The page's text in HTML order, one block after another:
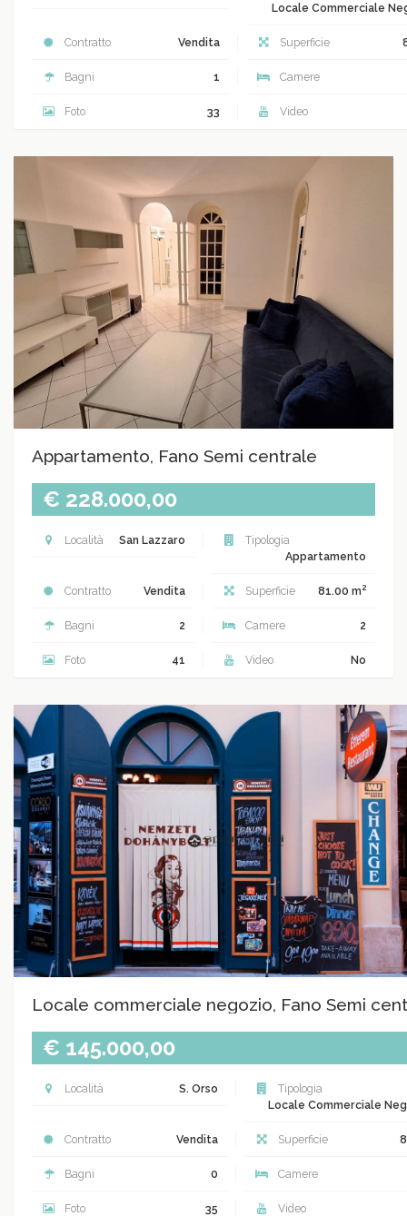
Locale Commerciale
Contratto Vendita Superficie
Bagni 1 Camere
Foto 33 Video
Appartamento, Fano Semi centrale
€ 228.000,00
Località San Lazzaro
Tipologia
Appartamento
Contratto Vendita Superficie 81.00 m2
Bagni 2 Camere 2
Foto 41 Video No
Locale commerciale negozio, Fano Semi
€ 145.000,00
Località S. Orso
Tipologia
Locale Commerciale
Contratto Vendita Superficie
Bagni 0 Camere
Foto 35 Video